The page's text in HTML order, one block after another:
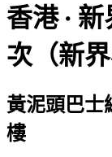
香港· 新
次（新界
黃泥頭巴士
樓